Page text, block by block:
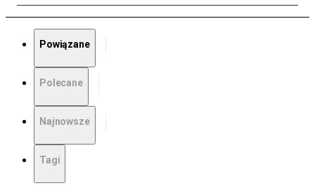
Powiązane
Polecane
Najnowsze
Tagi